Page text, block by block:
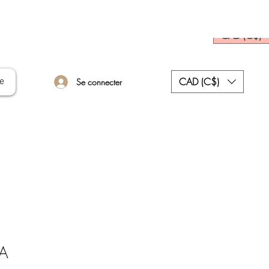
Se connecter CAD (C$)
Prix
CAD (C$)